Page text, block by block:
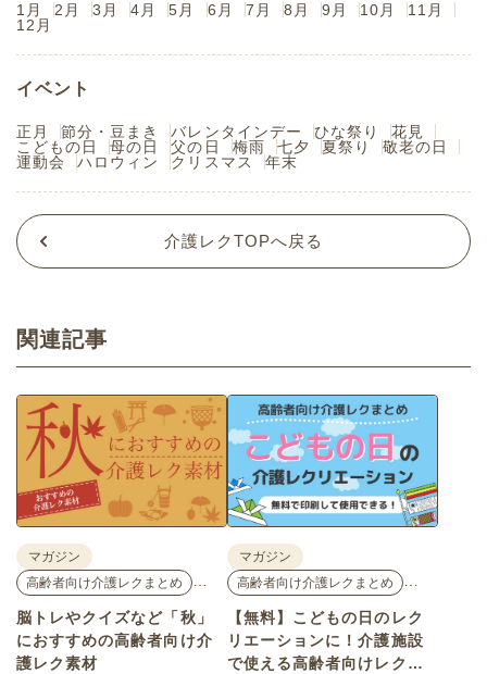
1月 2月 3月 4月 5月 6月 7月 8月 9月 10月
11月
12月
イベント
正月 節分・豆まき バレンタインデー ひな祭り
花見
こどもの日
母の日 父の日 梅雨 七夕 夏祭り
敬老の日
運動会
ハロウィン クリスマス 年末
介護レクTOPへ戻る
関連記事
マガジン
高齢者向け介護レクまとめ
…
脳トレやクイズなど「秋」
におすすめの高齢者向け介
護レク素材
マガジン
高齢者向け介護レクまとめ
…
【無料】こどもの日のレク
リエーションに！介護施設
で使える高齢者向けレク素